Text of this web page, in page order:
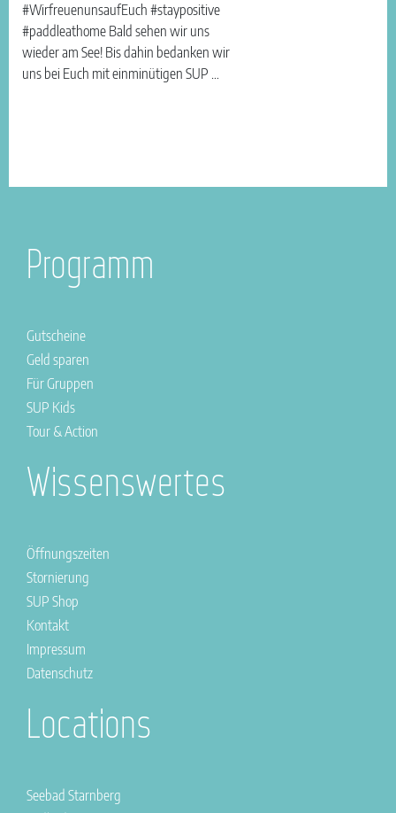
#WirfreuenunsaufEuch #staypositive
#paddleathome Bald sehen wir uns
wieder am See! Bis dahin bedanken wir
uns bei Euch mit einminütigen SUP …
Programm
Gutscheine
Geld sparen
Für Gruppen
SUP Kids
Tour & Action
Wissenswertes
Öffnungszeiten
Stornierung
SUP Shop
Kontakt
Impressum
Datenschutz
Locations
Seebad Starnberg